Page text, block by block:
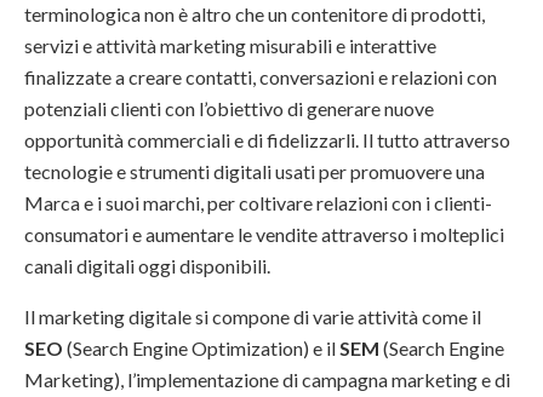
terminologica non è altro che un contenitore di prodotti,
servizi e attività marketing misurabili e interattive
finalizzate a creare contatti, conversazioni e relazioni con
potenziali clienti con l’obiettivo di generare nuove
opportunità commerciali e di fidelizzarli. Il tutto attraverso
tecnologie e strumenti digitali usati per promuovere una
Marca e i suoi marchi, per coltivare relazioni con i clienti-
consumatori e aumentare le vendite attraverso i molteplici
canali digitali oggi disponibili.
Il marketing digitale si compone di varie attività come il
SEO (Search Engine Optimization) e il SEM (Search Engine
Marketing), l’implementazione di campagna marketing e di